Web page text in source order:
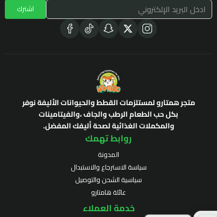
اشترك
متجر همتارو لمستلزمات القطط والحيوانات الأليفة نوفر
بكل حب الطعام الرطب والجاف ،والفيتامينات
والمكملات الغذائية لصحة أليفك المفضل.
روابط تهمك
المدونة
سياسة الاسترجاع والاستبدال
سياسية الشحن والتوصيل
عائلة هامتارو
خدمة العملاء